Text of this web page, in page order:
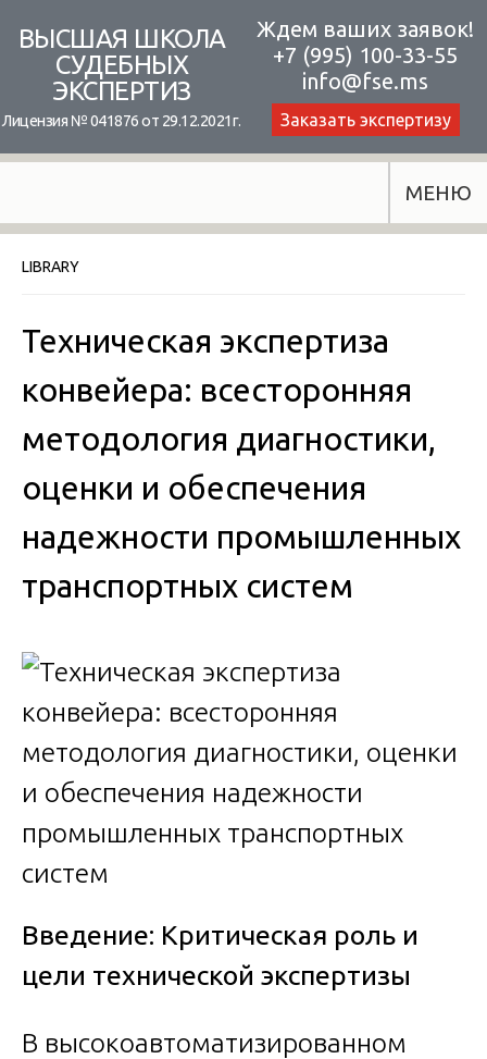
content
ВЫСШАЯ ШКОЛА
СУДЕБНЫХ
ЭКСПЕРТИЗ
Лицензия № 041876 от 29.12.2021г.
Ждем ваших заявок!
+7 (995) 100-33-55
info@fse.ms
Заказать экспертизу
МЕНЮ
LIBRARY
Техническая экспертиза
конвейера: всесторонняя
методология диагностики,
оценки и обеспечения
надежности промышленных
транспортных систем
Введение: Критическая роль и
цели технической экспертизы
В высокоавтоматизированном